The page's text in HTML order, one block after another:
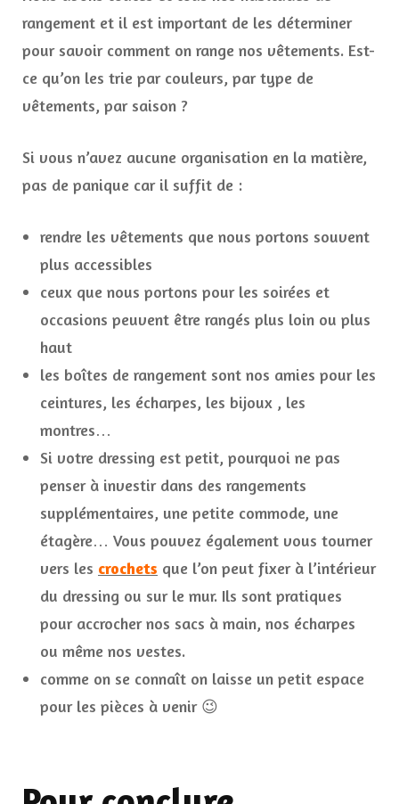
rangement et il est important de les déterminer
pour savoir comment on range nos vêtements. Est-
ce qu’on les trie par couleurs, par type de
vêtements, par saison ?
Si vous n’avez aucune organisation en la matière,
pas de panique car il suffit de :
rendre les vêtements que nous portons souvent
plus accessibles
ceux que nous portons pour les soirées et
occasions peuvent être rangés plus loin ou plus
haut
les boîtes de rangement sont nos amies pour les
ceintures, les écharpes, les bijoux , les
montres…
Si votre dressing est petit, pourquoi ne pas
penser à investir dans des rangements
supplémentaires, une petite commode, une
étagère… Vous pouvez également vous tourner
vers les crochets que l’on peut fixer à l’intérieur
du dressing ou sur le mur. Ils sont pratiques
pour accrocher nos sacs à main, nos écharpes
ou même nos vestes.
comme on se connaît on laisse un petit espace
pour les pièces à venir 😉